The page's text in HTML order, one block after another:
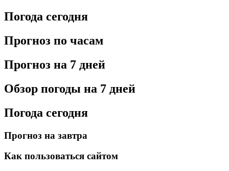
Погода сегодня
Прогноз по часам
Прогноз на 7 дней
Обзор погоды на 7 дней
Погода сегодня
Прогноз на завтра
Как пользоваться сайтом